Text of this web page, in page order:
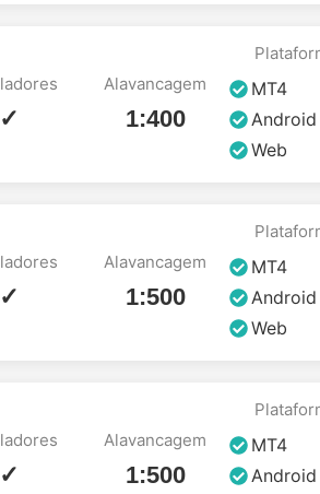
✓
Alavancagem
1:400
MT4
Android
Web
✓
Alavancagem
1:500
MT4
Android
Web
✓
Alavancagem
1:500
MT4
Android